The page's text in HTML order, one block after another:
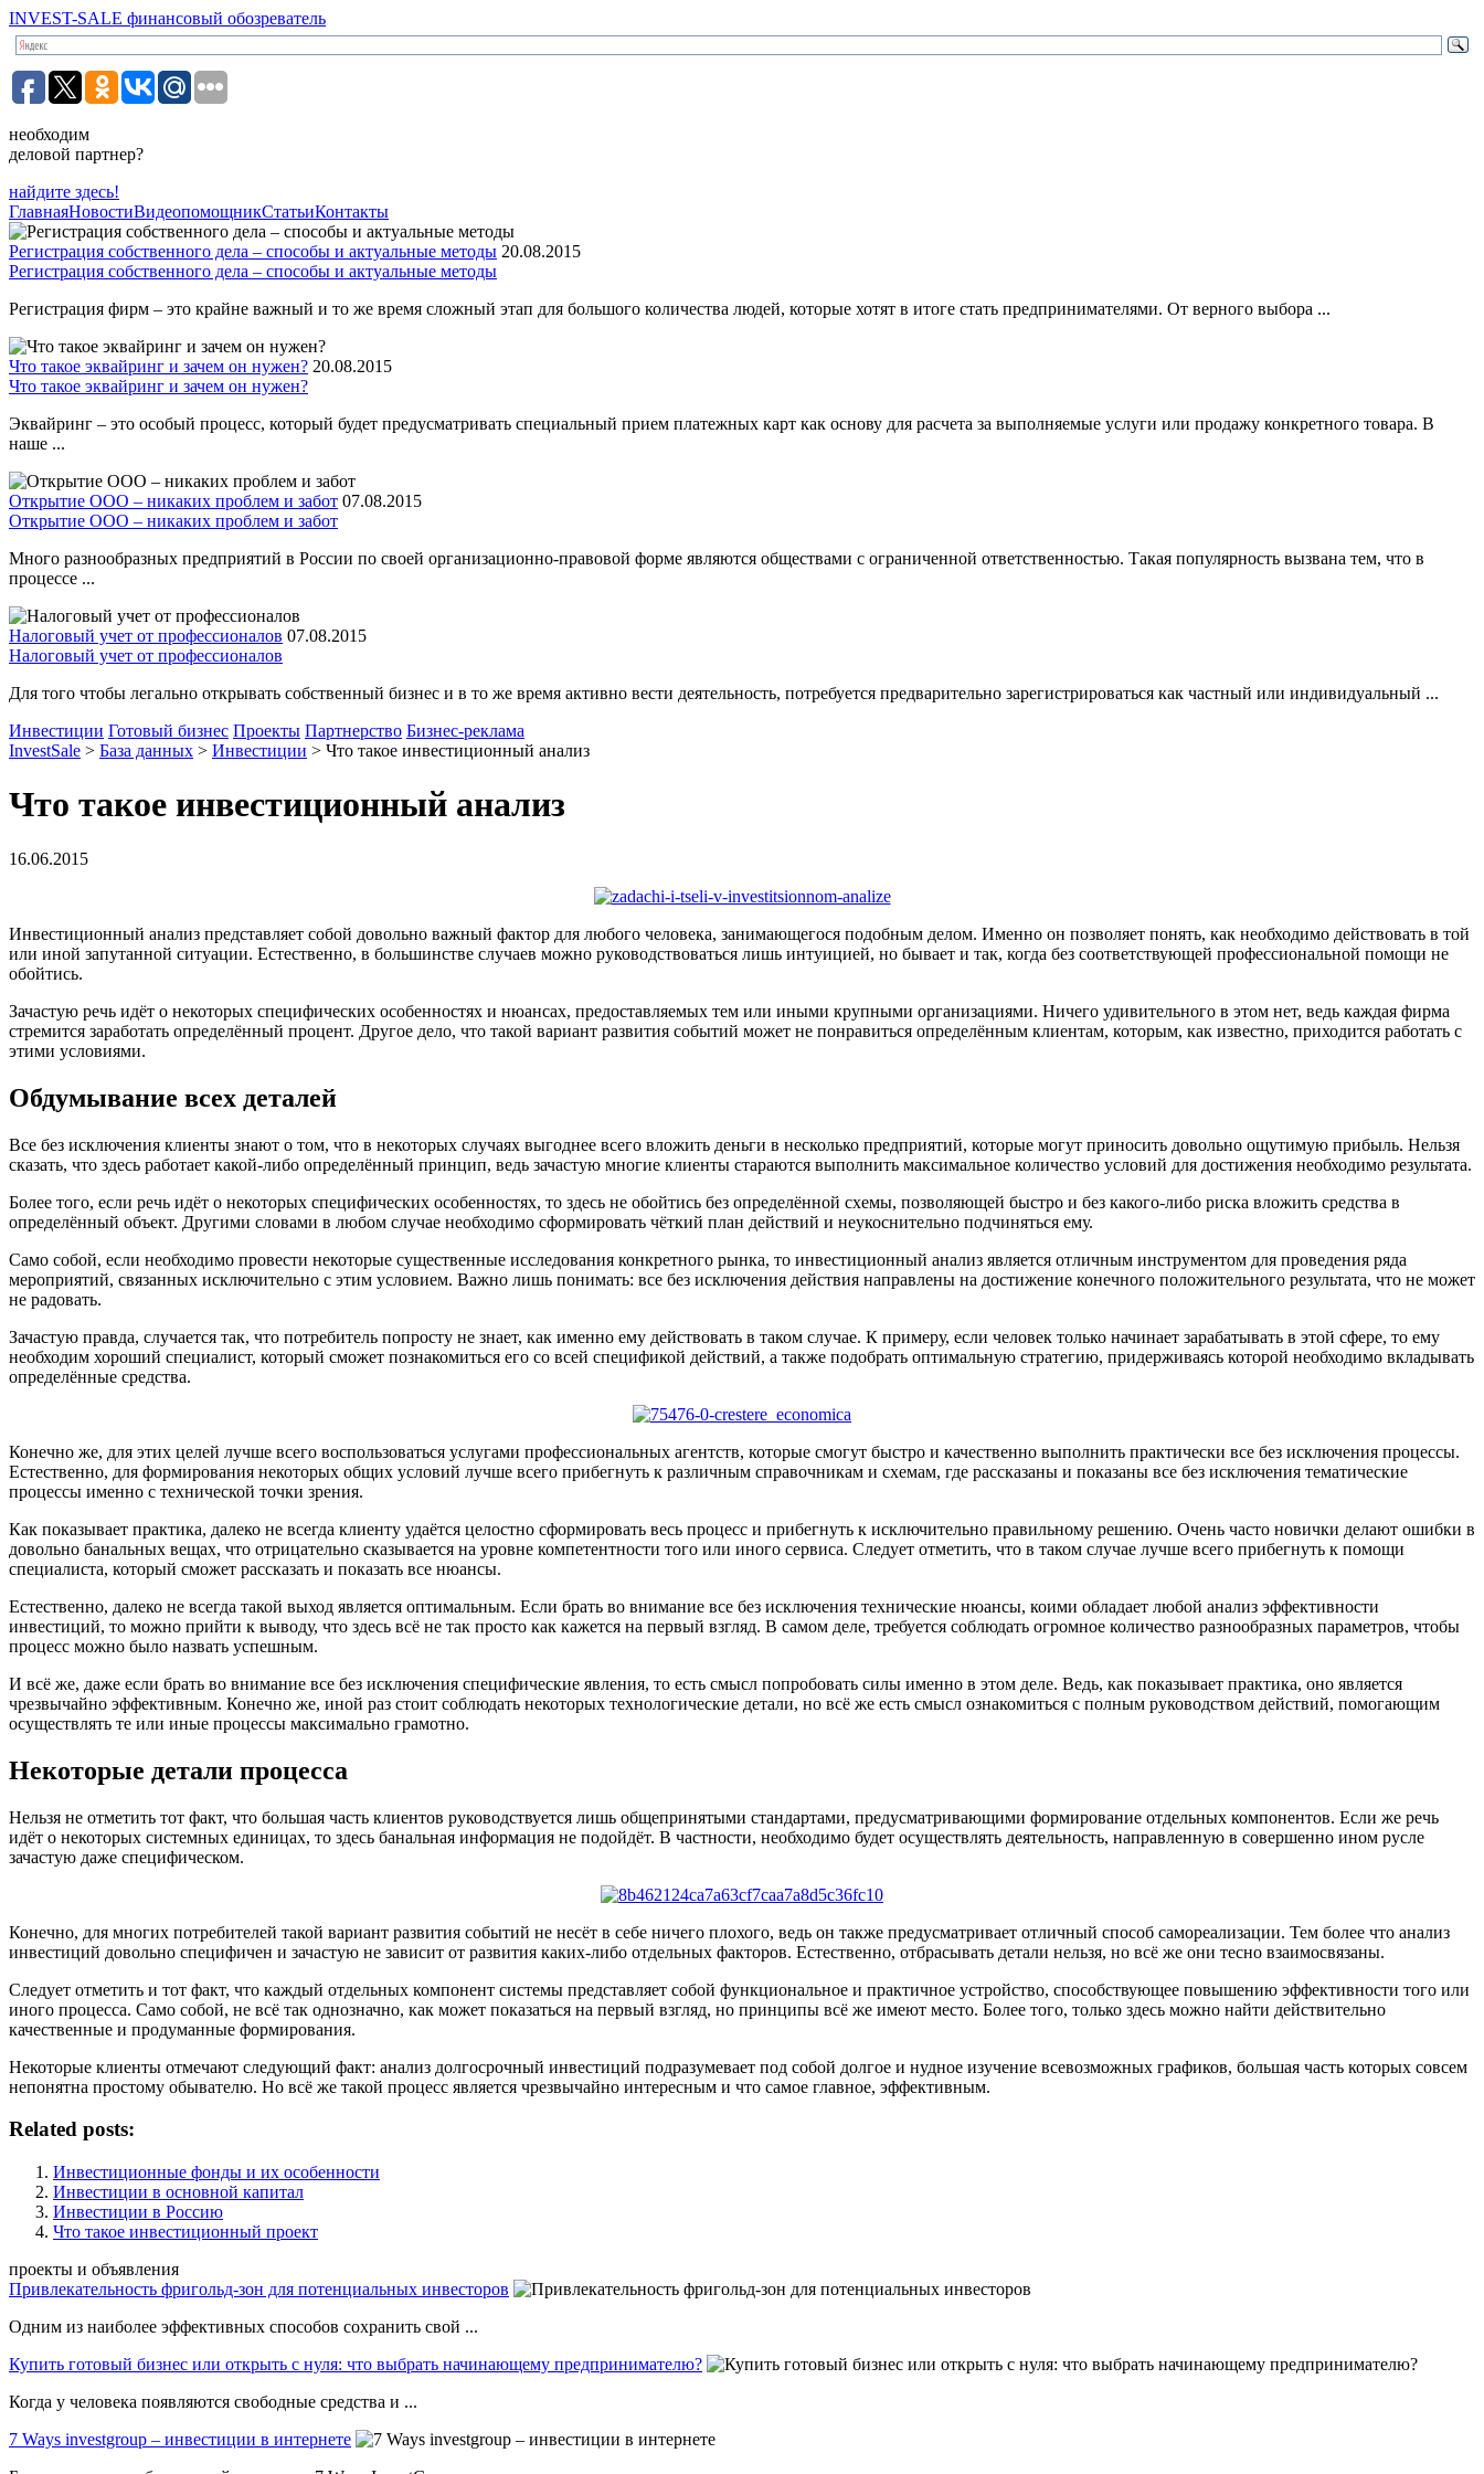
INVEST-SALE финансовый обозреватель
необходим
деловой партнер?
найдите здесь!
ГлавнаяНовостиВидеопомощникСтатьиКонтакты
Регистрация собственного дела – способы и актуальные методы 20.08.2015
Регистрация собственного дела – способы и актуальные методы
Регистрация фирм – это крайне важный и то же время сложный этап для большого количества людей, которые хотят в итоге стать предпринимателями. От верного выбора ...
Что такое эквайринг и зачем он нужен? 20.08.2015
Что такое эквайринг и зачем он нужен?
Эквайринг – это особый процесс, который будет предусматривать специальный прием платежных карт как основу для расчета за выполняемые услуги или продажу конкретного товара. В
наше ...
Открытие ООО – никаких проблем и забот 07.08.2015
Открытие ООО – никаких проблем и забот
Много разнообразных предприятий в России по своей организационно-правовой форме являются обществами с ограниченной ответственностью. Такая популярность вызвана тем, что в
процессе ...
Налоговый учет от профессионалов 07.08.2015
Налоговый учет от профессионалов
Для того чтобы легально открывать собственный бизнес и в то же время активно вести деятельность, потребуется предварительно зарегистрироваться как частный или индивидуальный ...
Инвестиции Готовый бизнес Проекты Партнерство Бизнес-реклама
InvestSale > База данных > Инвестиции > Что такое инвестиционный анализ
Что такое инвестиционный анализ
16.06.2015
Инвестиционный анализ представляет собой довольно важный фактор для любого человека, занимающегося подобным делом. Именно он позволяет понять, как необходимо действовать в той
или иной запутанной ситуации. Естественно, в большинстве случаев можно руководствоваться лишь интуицией, но бывает и так, когда без соответствующей профессиональной помощи не
обойтись.
Зачастую речь идёт о некоторых специфических особенностях и нюансах, предоставляемых тем или иными крупными организациями. Ничего удивительного в этом нет, ведь каждая фирма
стремится заработать определённый процент. Другое дело, что такой вариант развития событий может не понравиться определённым клиентам, которым, как известно, приходится работать с
этими условиями.
Обдумывание всех деталей
Все без исключения клиенты знают о том, что в некоторых случаях выгоднее всего вложить деньги в несколько предприятий, которые могут приносить довольно ощутимую прибыль. Нельзя
сказать, что здесь работает какой-либо определённый принцип, ведь зачастую многие клиенты стараются выполнить максимальное количество условий для достижения необходимо результата.
Более того, если речь идёт о некоторых специфических особенностях, то здесь не обойтись без определённой схемы, позволяющей быстро и без какого-либо риска вложить средства в
определённый объект. Другими словами в любом случае необходимо сформировать чёткий план действий и неукоснительно подчиняться ему.
Само собой, если необходимо провести некоторые существенные исследования конкретного рынка, то инвестиционный анализ является отличным инструментом для проведения ряда
мероприятий, связанных исключительно с этим условием. Важно лишь понимать: все без исключения действия направлены на достижение конечного положительного результата, что не может
не радовать.
Зачастую правда, случается так, что потребитель попросту не знает, как именно ему действовать в таком случае. К примеру, если человек только начинает зарабатывать в этой сфере, то ему
необходим хороший специалист, который сможет познакомиться его со всей спецификой действий, а также подобрать оптимальную стратегию, придерживаясь которой необходимо вкладывать
определённые средства.
Конечно же, для этих целей лучше всего воспользоваться услугами профессиональных агентств, которые смогут быстро и качественно выполнить практически все без исключения процессы.
Естественно, для формирования некоторых общих условий лучше всего прибегнуть к различным справочникам и схемам, где рассказаны и показаны все без исключения тематические
процессы именно с технической точки зрения.
Как показывает практика, далеко не всегда клиенту удаётся целостно сформировать весь процесс и прибегнуть к исключительно правильному решению. Очень часто новички делают ошибки в
довольно банальных вещах, что отрицательно сказывается на уровне компетентности того или иного сервиса. Следует отметить, что в таком случае лучше всего прибегнуть к помощи
специалиста, который сможет рассказать и показать все нюансы.
Естественно, далеко не всегда такой выход является оптимальным. Если брать во внимание все без исключения технические нюансы, коими обладает любой анализ эффективности
инвестиций, то можно прийти к выводу, что здесь всё не так просто как кажется на первый взгляд. В самом деле, требуется соблюдать огромное количество разнообразных параметров, чтобы
процесс можно было назвать успешным.
И всё же, даже если брать во внимание все без исключения специфические явления, то есть смысл попробовать силы именно в этом деле. Ведь, как показывает практика, оно является
чрезвычайно эффективным. Конечно же, иной раз стоит соблюдать некоторых технологические детали, но всё же есть смысл ознакомиться с полным руководством действий, помогающим
осуществлять те или иные процессы максимально грамотно.
Некоторые детали процесса
Нельзя не отметить тот факт, что большая часть клиентов руководствуется лишь общепринятыми стандартами, предусматривающими формирование отдельных компонентов. Если же речь
идёт о некоторых системных единицах, то здесь банальная информация не подойдёт. В частности, необходимо будет осуществлять деятельность, направленную в совершенно ином русле
зачастую даже специфическом.
Конечно, для многих потребителей такой вариант развития событий не несёт в себе ничего плохого, ведь он также предусматривает отличный способ самореализации. Тем более что анализ
инвестиций довольно специфичен и зачастую не зависит от развития каких-либо отдельных факторов. Естественно, отбрасывать детали нельзя, но всё же они тесно взаимосвязаны.
Следует отметить и тот факт, что каждый отдельных компонент системы представляет собой функциональное и практичное устройство, способствующее повышению эффективности того или
иного процесса. Само собой, не всё так однозначно, как может показаться на первый взгляд, но принципы всё же имеют место. Более того, только здесь можно найти действительно
качественные и продуманные формирования.
Некоторые клиенты отмечают следующий факт: анализ долгосрочный инвестиций подразумевает под собой долгое и нудное изучение всевозможных графиков, большая часть которых совсем
непонятна простому обывателю. Но всё же такой процесс является чрезвычайно интересным и что самое главное, эффективным.
Related posts:
Инвестиционные фонды и их особенности
Инвестиции в основной капитал
Инвестиции в Россию
Что такое инвестиционный проект
проекты и объявления
Привлекательность фригольд-зон для потенциальных инвесторов
Одним из наиболее эффективных способов сохранить свой ...
Купить готовый бизнес или открыть с нуля: что выбрать начинающему предпринимателю?
Когда у человека появляются свободные средства и ...
7 Ways investgroup – инвестиции в интернете